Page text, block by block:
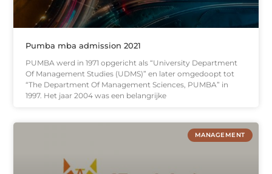
Pumba mba admission 2021
PUMBA werd in 1971 opgericht als “University Department
Of Management Studies (UDMS)” en later omgedoopt tot
“The Department Of Management Sciences, PUMBA” in
1997. Het jaar 2004 was een belangrijke
MANAGEMENT